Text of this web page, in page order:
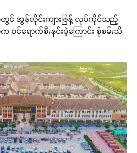
င် အွန်လိုင်းကျားဖြန့် လုပ်ကိုင်သည့်
ဝင်ရောက်စီးနင်းခဲ့ကြောင်း စုံစမ်းသိ